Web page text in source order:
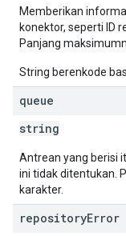
Memberikan
konektor, seperti ID
Panjang
String berenkode
queue
string
Antrean yang berisi
ini tidak ditentukan.
karakter.
repositoryError